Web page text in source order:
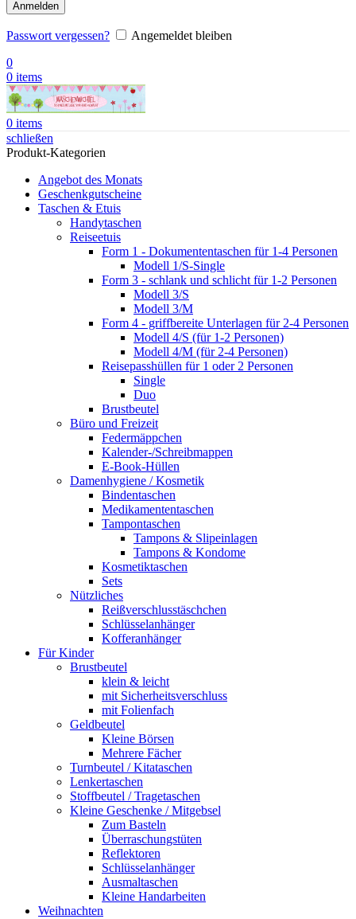
Anmelden
Passwort vergessen?
Angemeldet bleiben
0
0 items
0 items
schließen
Produkt-Kategorien
Angebot des Monats
Geschenkgutscheine
Taschen & Etuis
Handytaschen
Reiseetuis
Form 1 - Dokumententaschen für 1-4 Personen
Modell 1/S-Single
Form 3 - schlank und schlicht für 1-2 Personen
Modell 3/S
Modell 3/M
Form 4 - griffbereite Unterlagen für 2-4 Personen
Modell 4/S (für 1-2 Personen)
Modell 4/M (für 2-4 Personen)
Reisepasshüllen für 1 oder 2 Personen
Single
Duo
Brustbeutel
Büro und Freizeit
Federmäppchen
Kalender-/Schreibmappen
E-Book-Hüllen
Damenhygiene / Kosmetik
Bindentaschen
Medikamententaschen
Tampontaschen
Tampons & Slipeinlagen
Tampons & Kondome
Kosmetiktaschen
Sets
Nützliches
Reißverschlusstäschchen
Schlüsselanhänger
Kofferanhänger
Für Kinder
Brustbeutel
klein & leicht
mit Sicherheitsverschluss
mit Folienfach
Geldbeutel
Kleine Börsen
Mehrere Fächer
Turnbeutel / Kitataschen
Lenkertaschen
Stoffbeutel / Tragetaschen
Kleine Geschenke / Mitgebsel
Zum Basteln
Überraschungstüten
Reflektoren
Schlüsselanhänger
Ausmaltaschen
Kleine Handarbeiten
Weihnachten